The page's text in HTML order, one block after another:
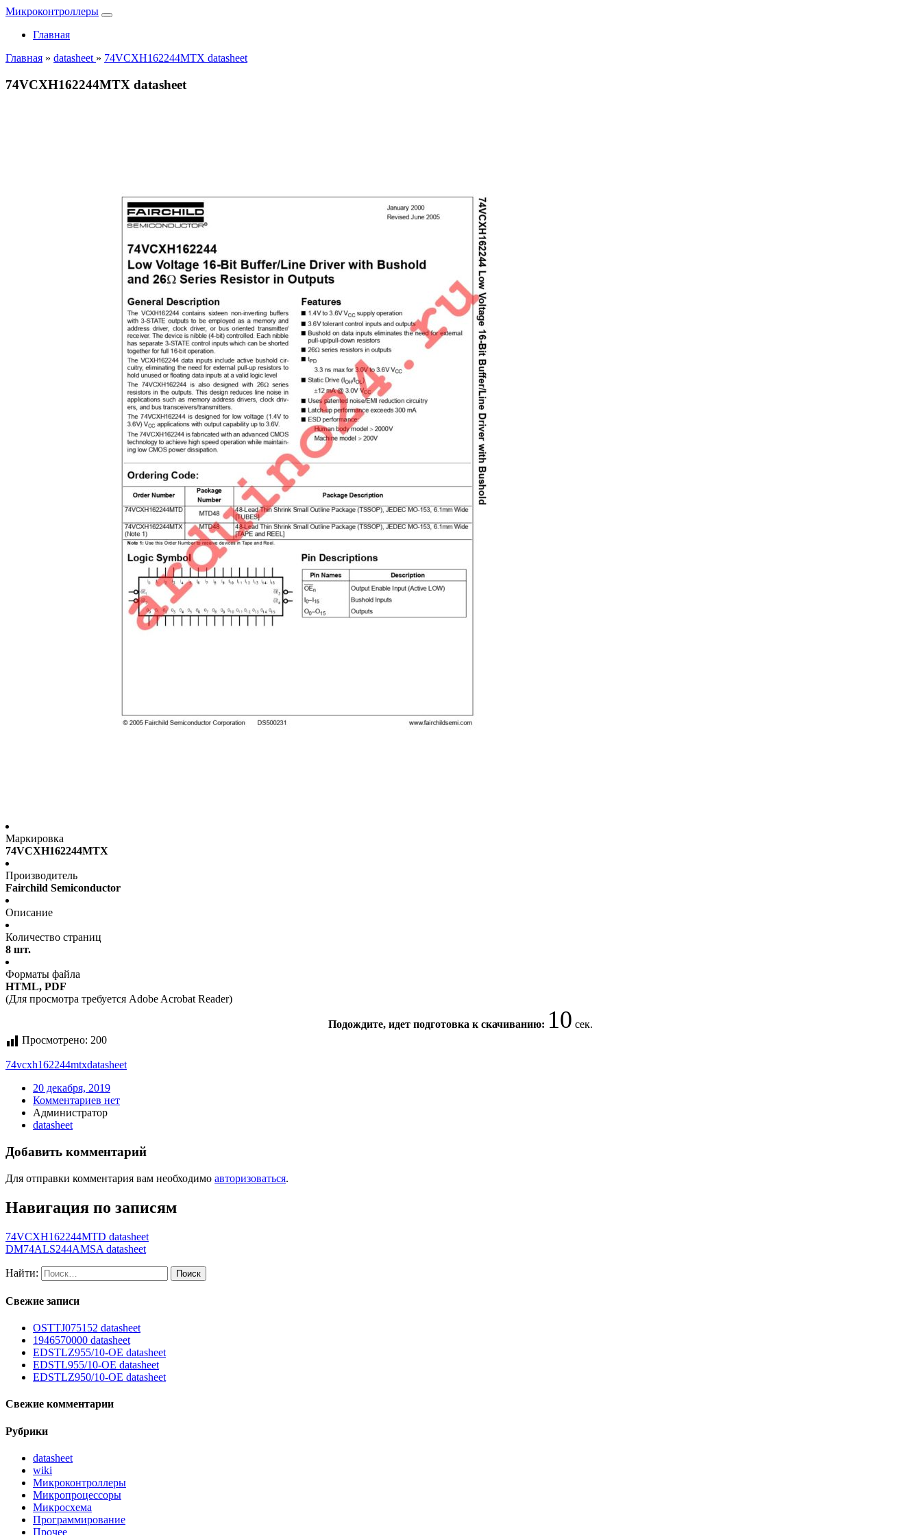
Микроконтроллеры
Главная
Главная » datasheet » 74VCXH162244MTX datasheet
74VCXH162244MTX datasheet
Маркировка
74VCXH162244MTX
Производитель
Fairchild Semiconductor
Описание
Количество страниц
8 шт.
Форматы файла
HTML, PDF
(Для просмотра требуется Adobe Acrobat Reader)
Подождите, идет подготовка к скачиванию: 10 сек.
Просмотрено: 200
74vcxh162244mtxdatasheet
20 декабря, 2019
Комментариев нет
Администратор
datasheet
Добавить комментарий
Для отправки комментария вам необходимо авторизоваться.
Навигация по записям
74VCXH162244MTD datasheet
DM74ALS244AMSA datasheet
Найти:
Свежие записи
OSTTJ075152 datasheet
1946570000 datasheet
EDSTLZ955/10-OE datasheet
EDSTL955/10-OE datasheet
EDSTLZ950/10-OE datasheet
Свежие комментарии
Рубрики
datasheet
wiki
Микроконтроллеры
Микропроцессоры
Микросхема
Программирование
Прочее